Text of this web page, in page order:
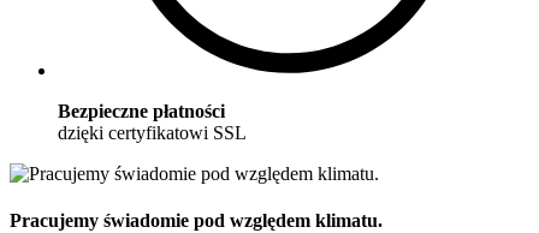
Bezpieczne płatności
dzięki certyfikatowi SSL
Pracujemy świadomie pod względem klimatu.